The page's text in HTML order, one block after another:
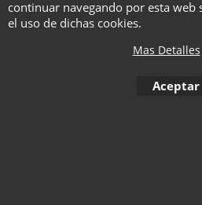
continuar navegando por esta web
el uso de dichas cookies.
Mas Detalles
Aceptar